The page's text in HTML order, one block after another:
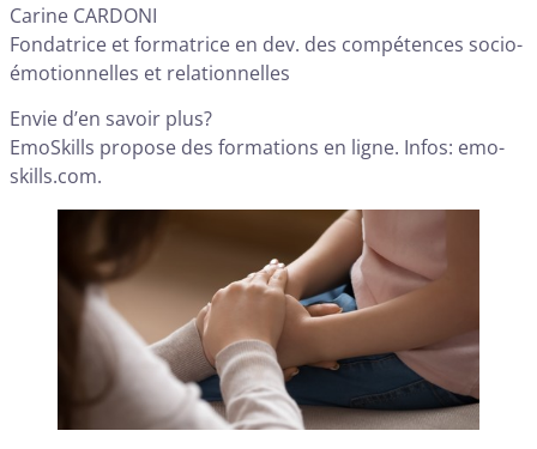
Carine CARDONI
Fondatrice et formatrice en dev. des compétences socio-
émotionnelles et relationnelles
Envie d’en savoir plus?
EmoSkills propose des formations en ligne. Infos: emo-
skills.com.